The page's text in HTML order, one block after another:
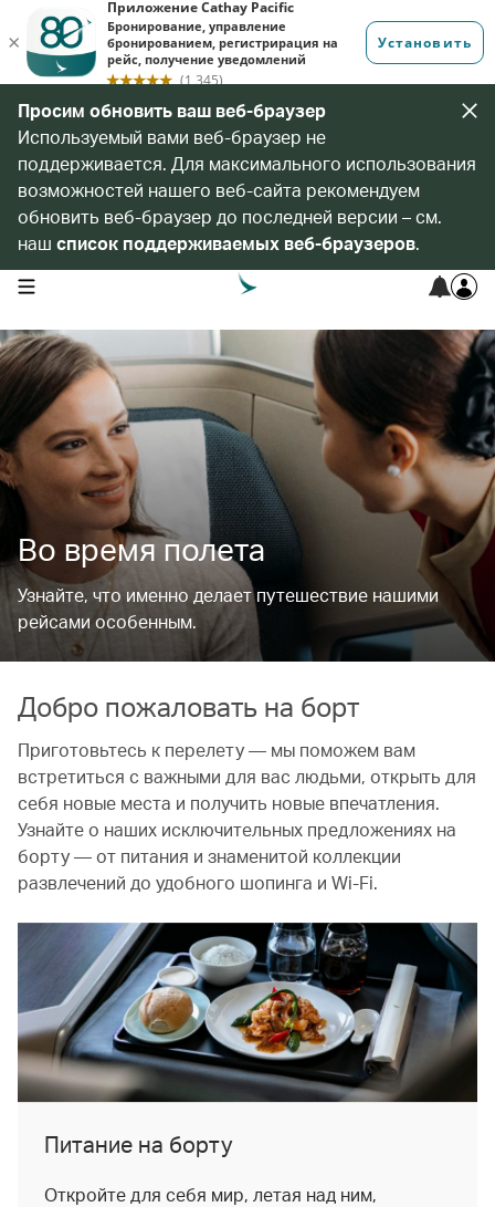
Просим обновить ваш веб-браузер
Используемый вами веб-браузер не
поддерживается. Для максимального использования
возможностей нашего веб-сайта рекомендуем
обновить веб-браузер до последней версии – см.
наш список поддерживаемых веб-браузеров.
open navigation menu
Во время полета
Узнайте, что именно делает путешествие нашими
рейсами особенным.
Добро пожаловать на борт
Приготовьтесь к перелету — мы поможем вам
встретиться с важными для вас людьми, открыть для
себя новые места и получить новые впечатления.
Узнайте о наших исключительных предложениях на
борту — от питания и знаменитой коллекции
развлечений до удобного шопинга и Wi-Fi.
Питание на борту
Откройте для себя мир, летая над ним,